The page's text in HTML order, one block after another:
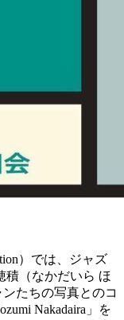
）では、ジャズ
積（なかだいら ほ
たちの写真とのコ
Nakadaira」を